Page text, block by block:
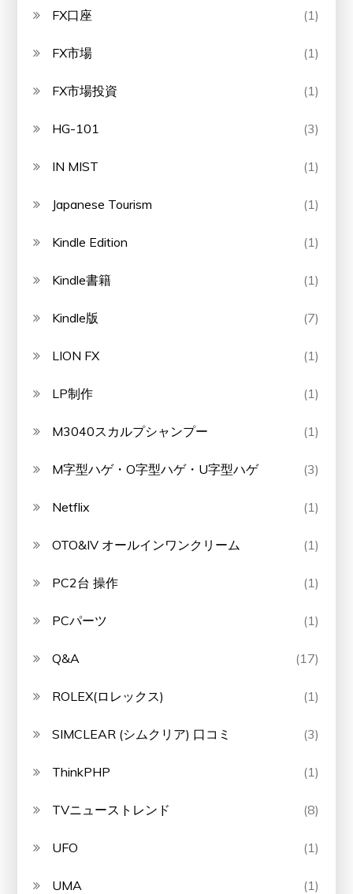
FX口座 (1)
FX市場 (1)
FX市場投資 (1)
HG-101 (3)
IN MIST (1)
Japanese Tourism (1)
Kindle Edition (1)
Kindle書籍 (1)
Kindle版 (7)
LION FX (1)
LP制作 (1)
M3040スカルプシャンプー (1)
M字型ハゲ・O字型ハゲ・U字型ハゲ (3)
Netflix (1)
OTO&IV オールインワンクリーム (1)
PC2台 操作 (1)
PCパーツ (1)
Q&A (17)
ROLEX(ロレックス) (1)
SIMCLEAR (シムクリア) 口コミ (3)
ThinkPHP (1)
TVニューストレンド (8)
UFO (1)
UMA (1)